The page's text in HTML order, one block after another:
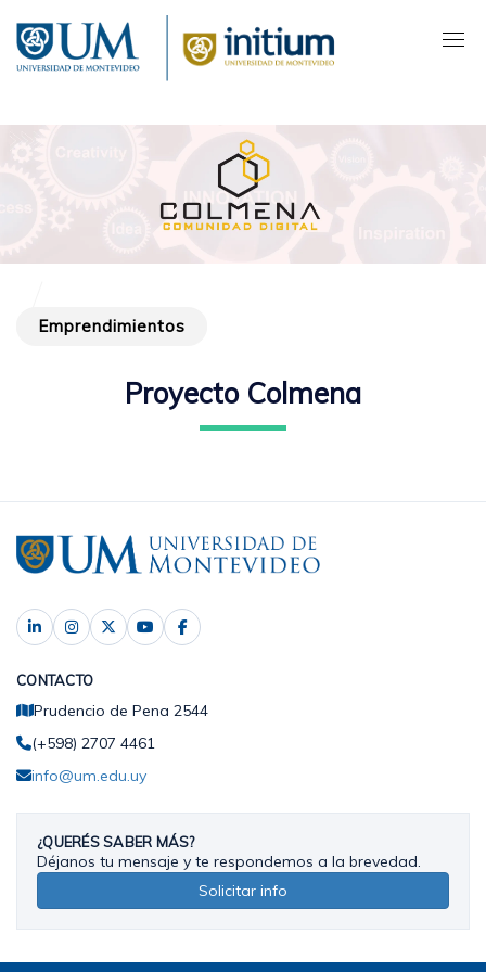
contenido
principal
Emprendimientos
Proyecto Colmena
CONTACTO
Prudencio de Pena 2544
(+598) 2707 4461
info@um.edu.uy
¿QUERÉS SABER MÁS?
Déjanos tu mensaje y te respondemos a la brevedad.
Solicitar info